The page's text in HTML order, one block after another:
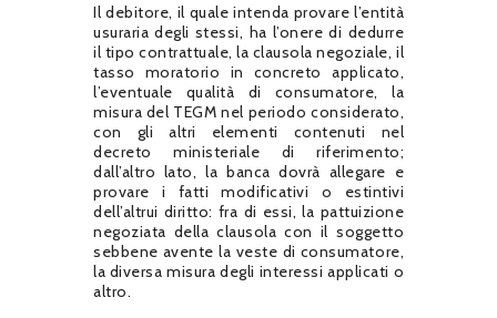
Il debitore, il quale intenda provare l’entità
usuraria degli stessi, ha l’onere di dedurre
il tipo contrattuale, la clausola negoziale, il
tasso moratorio in concreto applicato,
l’eventuale qualità di consumatore, la
misura del TEGM nel periodo considerato,
con gli altri elementi contenuti nel
decreto ministeriale di riferimento;
dall’altro lato, la banca dovrà allegare e
provare i fatti modificativi o estintivi
dell’altrui diritto: fra di essi, la pattuizione
negoziata della clausola con il soggetto
sebbene avente la veste di consumatore,
la diversa misura degli interessi applicati o
altro.